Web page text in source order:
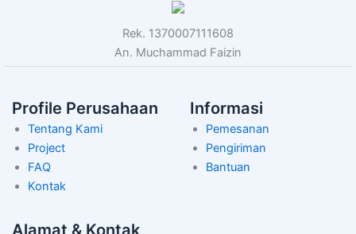
Rek. 1370007111608
An. Muchammad Faizin
Profile Perusahaan
Tentang Kami
Project
FAQ
Kontak
Informasi
Pemesanan
Pengiriman
Bantuan
Alamat & Kontak